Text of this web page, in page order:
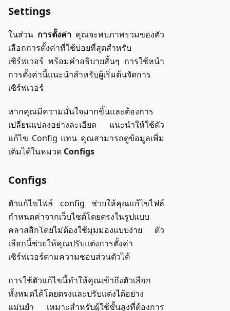
Settings
ในส่วน การตั้งค่า คุณจะพบภาพรวมของตัว
เลือกการตั้งค่าที่ใช้บ่อยที่สุดสำหรับ
เซิร์ฟเวอร์ พร้อมคำอธิบายสั้นๆ การใช้หน้า
การตั้งค่านี้แนะนำสำหรับผู้เริ่มต้นจัดการ
เซิร์ฟเวอร์
หากคุณมีความมั่นใจมากขึ้นและต้องการ
เปลี่ยนแปลงอย่างละเอียด แนะนำให้ใช้ตัว
แก้ไข Config แทน คุณสามารถดูข้อมูลเพิ่ม
เติมได้ในหมวด Configs
Configs
ตัวแก้ไขไฟล์ config ช่วยให้คุณแก้ไขไฟล์
กำหนดค่าจากเว็บไซต์โดยตรงในรูปแบบ
คลาสสิกโดยไม่ต้องใช้มุมมองแบบง่าย ตัว
เลือกนี้ช่วยให้คุณปรับแต่งการตั้งค่า
เซิร์ฟเวอร์ตามความชอบส่วนตัวได้
การใช้ตัวแก้ไขนี้ทำให้คุณเข้าถึงตัวเลือก
ทั้งหมดได้โดยตรงและปรับแต่งได้อย่าง
แม่นยำ เหมาะสำหรับผู้ใช้ขั้นสูงที่ต้องการ